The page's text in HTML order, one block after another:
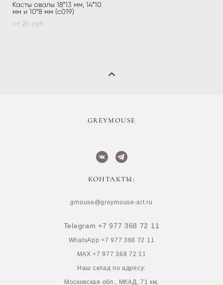
Касты овалы 18*13 мм, 14*10
мм и 10*8 мм (c019)
от 26 pуб.
​GREYMOUSE
КОНТАКТЫ:
gmouse@greymouse-art.ru
Telegram +7 977 368 72 11
WhatsApp +7 977 368 72 11
MAX +7 977 368 72 11
Наш склад по адресу:
Московская обл., МКАД, 71 км,